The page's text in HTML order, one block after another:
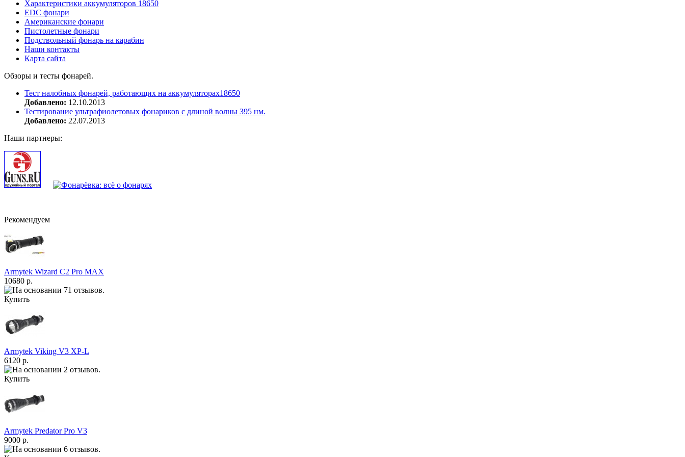
Характеристики аккумуляторов 18650
EDC фонари
Американские фонари
Пистолетные фонари
Подствольный фонарь на карабин
Наши контакты
Карта сайта
Обзоры и тесты фонарей.
Тест налобных фонарей, работающих на аккумуляторах18650
Добавлено: 12.10.2013
Тестирование ультрафиолетовых фонариков с длиной волны 395 нм.
Добавлено: 22.07.2013
Наши партнеры:
Рекомендуем
Armytek Wizard С2 Pro MAX
10680 р.
Купить
Armytek Viking V3 XP-L
6120 р.
Купить
Armytek Predator Pro V3
9000 р.